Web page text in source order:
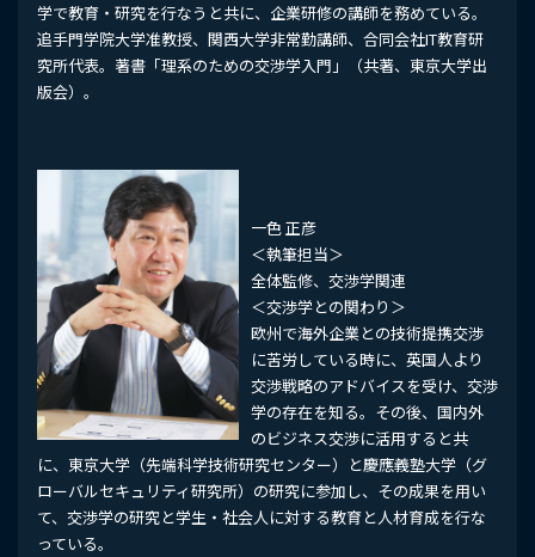
学で教育・研究を行なうと共に、企業研修の講師を務めている。
追手門学院大学准教授、関西大学非常勤講師、合同会社IT教育研
究所代表。著書「理系のための交渉学入門」（共著、東京大学出
版会）。
一色 正彦
＜執筆担当＞
全体監修、交渉学関連
＜交渉学との関わり＞
欧州で海外企業との技術提携交渉
に苦労している時に、英国人より
交渉戦略のアドバイスを受け、交渉
学の存在を知る。その後、国内外
のビジネス交渉に活用すると共
に、東京大学（先端科学技術研究センター）と慶應義塾大学（グ
ローバルセキュリティ研究所）の研究に参加し、その成果を用い
て、交渉学の研究と学生・社会人に対する教育と人材育成を行な
っている。